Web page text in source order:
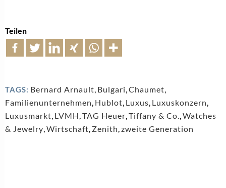
Teilen
TAGS: Bernard Arnault, Bulgari,Chaumet,
Familienunternehmen, Hublot, Luxus, Luxuskonzern,
Luxusmarkt, LVMH,TAG Heuer,Tiffany & Co.,Watches
& Jewelry,Wirtschaft, Zenith,zweite Generation